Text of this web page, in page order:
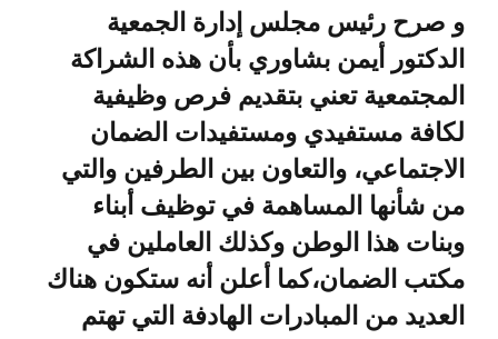
و صرح رئيس مجلس إدارة الجمعية
الدكتور أيمن بشاوري بأن هذه الشراكة
المجتمعية تعني بتقديم فرص وظيفية
لكافة مستفيدي ومستفيدات الضمان
الاجتماعي، والتعاون بين الطرفين والتي
من شأنها المساهمة في توظيف أبناء
وبنات هذا الوطن وكذلك العاملين في
مكتب الضمان،كما أعلن أنه ستكون هناك
العديد من المبادرات الهادفة التي تهتم